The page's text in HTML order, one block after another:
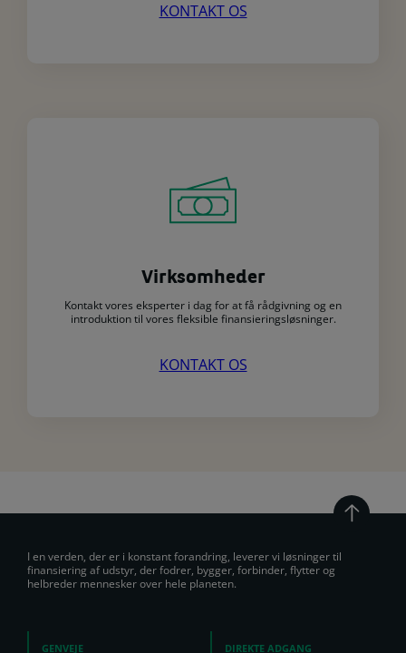
KONTAKT OS
Virksomheder
Kontakt vores eksperter i dag for at få rådgivning og en
introduktion til vores fleksible finansieringsløsninger.
KONTAKT OS
I en verden, der er i konstant forandring, leverer vi løsninger til
finansiering af udstyr, der fodrer, bygger, forbinder, flytter og
helbreder mennesker over hele planeten.
GENVEJE DIREKTE ADGANG